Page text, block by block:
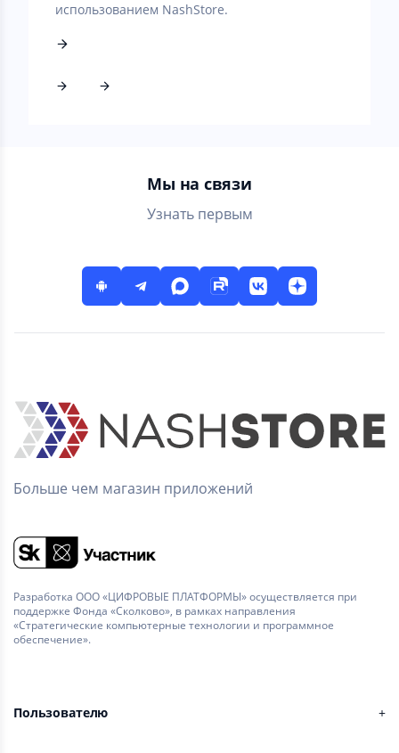
использованием NashStore.
Мы на связи
Узнать первым
Больше чем магазин приложений
Разработка ООО «ЦИФРОВЫЕ ПЛАТФОРМЫ» осуществляется при
поддержке Фонда «Сколково», в рамках направления
«Стратегические компьютерные технологии и программное
обеспечение».
Пользователю